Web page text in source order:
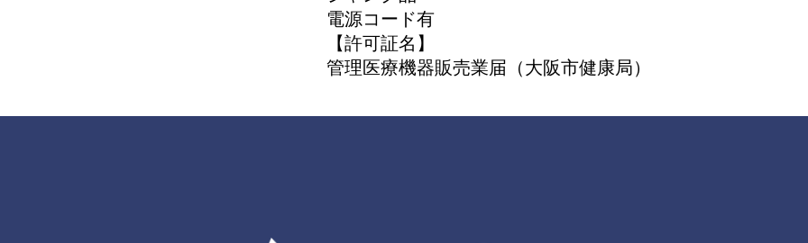
電源コード有
【許可証名】
管理医療機器販売業届（大阪市健康局）